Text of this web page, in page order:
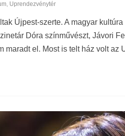
, Uprendezvénytér
Újpest-szerte. A magyar
Dóra színművészt, Jávori
maradt el. Most is telt ház volt az